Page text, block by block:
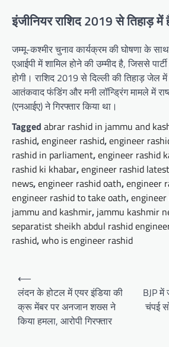
इंजीनियर राशिद 2019 से तिहाड़ में
जम्मू-कश्मीर चुनाव कार्यक्रम की घोषणा के
एआईपी में शामिल होने की उम्मीद है, जिससे
होगी। राशिद 2019 से दिल्ली की तिहाड़
आतंकवाद फंडिंग और मनी लॉन्ड्रिंग मामले में
(एनआईए) ने गिरफ्तार किया था।
Tagged abrar rashid in jammu and
rashid,engineer rashid,engineer
rashid in parliament,engineer rashid
rashid ki khabar,engineer rashid latest
news,engineer rashid oath,engineer
engineer rashid to take oath,
jammu and kashmir, jammu kashmir
separatist sheikh abdul rashid
rashid,who is engineer rashid
Post
navigation
⟵
लंदन के होटल में एयर इंडिया की
क्रू मेंबर पर अनजान शख्स ने
किया हमला, आरोपी गिरफ्तार
BJP
चंपई